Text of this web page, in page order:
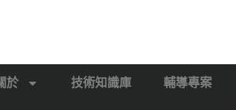
於 技術知識庫 輔導專案